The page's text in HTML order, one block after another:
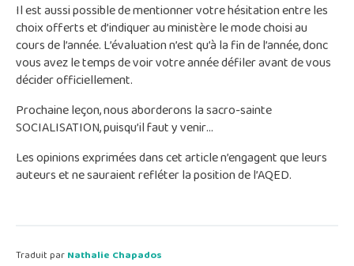
Il est aussi possible de mentionner votre hésitation entre les
choix offerts et d’indiquer au ministère le mode choisi au
cours de l’année. L’évaluation n’est qu’à la fin de l’année, donc
vous avez le temps de voir votre année défiler avant de vous
décider officiellement.
Prochaine leçon, nous aborderons la sacro-sainte
SOCIALISATION, puisqu’il faut y venir…
Les opinions exprimées dans cet article n’engagent que leurs
auteurs et ne sauraient refléter la position de l’AQED.
Traduit parNathalie Chapados